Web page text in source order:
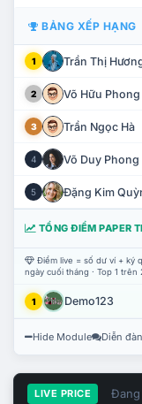
BẢNG XẾP HẠNG
1 Trần Thị
2 Võ Hữu Phong
3 Trần Ngọc Hà
4 Võ Duy Phong
5 Đặng Kim
TỔNG ĐIỂM PAPER
Điểm live = số dư ví + ký
ngày cuối tháng · Top 1 trên
1 Demo123
Hide Module Diễn đàn
LIVE PRICE Đang